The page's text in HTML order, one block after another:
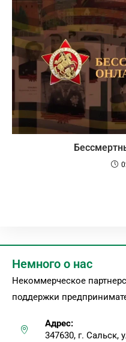
Немного о нас
Некоммерческое
поддержки
Адрес:
347630, г. Сальск,